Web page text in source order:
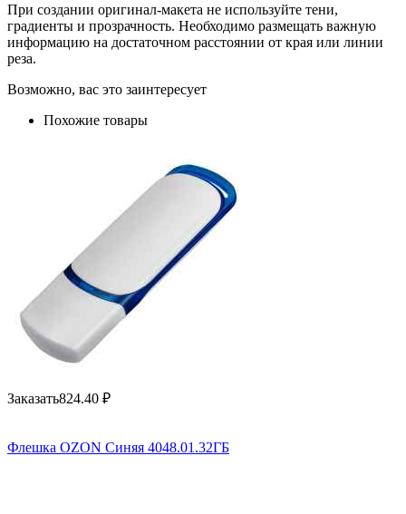
При создании оригинал-макета не используйте тени,
градиенты и прозрачность. Необходимо размещать важную
информацию на достаточном расстоянии от края или линии
реза.
Возможно, вас это заинтересует
Похожие товары
Заказать824.40 ₽
Флешка OZON Синяя 4048.01.32ГБ